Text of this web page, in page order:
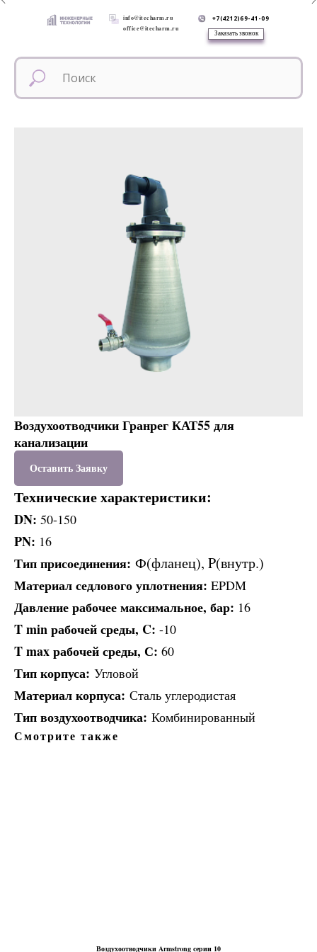
info@itecharm.ru
office@itecharm.ru
+7(4212)69-41-09
Заказать звонок
Воздухоотводчики Гранрег КАТ55 для
канализации
Оставить Заявку
Технические характеристики:
DN: 50-150
PN: 16
Тип присоединения: Ф(фланец), P(внутр.)
Материал седлового уплотнения: EPDM
Давление рабочее максимальное, бар: 16
T min рабочей среды, C: -10
T max рабочей среды, С: 60
Тип корпуса: Угловой
Материал корпуса: Сталь углеродистая
Тип воздухоотводчика: Комбинированный
Смотрите также
Воздухоотводчики Armstrong серии 10